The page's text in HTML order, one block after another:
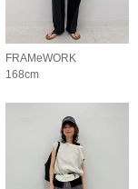
FRAMeWORK
168cm